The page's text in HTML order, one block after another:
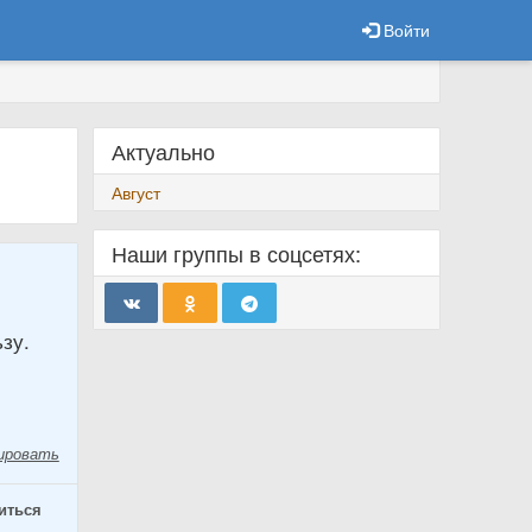
Войти
Актуально
Август
Наши группы в соцсетях: